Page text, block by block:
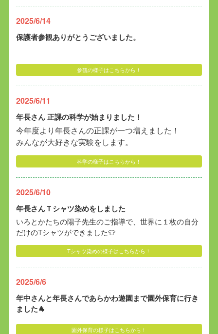
2025/6/14
保護者参観ありがとうございました。
参観の様子はこちらから！
2025/6/11
年長さん 正課の科学が始まりました！
今年度より年長さんの正課が一つ増えました！
みんなが大好きな実験をします。
科学の様子はこちらから！
2025/6/10
年長さんＴシャツ染めをしました
いろとかたちの陽子先生のご指導で、世界に１枚の自分
だけのTシャツができました👕
Tシャツ染めの様子はこちらから！
2025/6/6
年中さんと年長さんであらかわ遊園まで園外保育に行き
ました🐐
園外保育の様子はこちらから！